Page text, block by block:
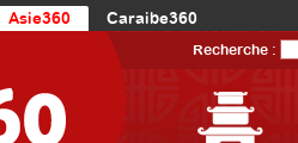
Asie360
Caraibe360
AmériqueDuNord360
Recherche :